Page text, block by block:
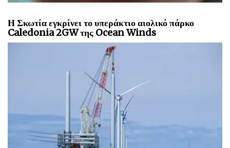
Η Σκωτία εγκρίνει το υπεράκτιο αιολικό πάρκο
Caledonia 2GW της Ocean Winds